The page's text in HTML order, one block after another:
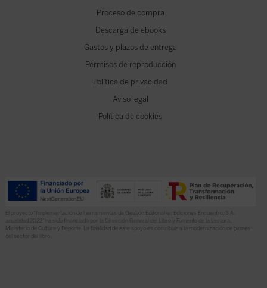
Proceso de compra
Descarga de ebooks
Gastos y plazos de entrega
Permisos de reproducción
Política de privacidad
Aviso legal
Política de cookies
El proyecto “Implementación de herramientas de Gestión Editorial en Ediciones Encuentro, S.A.
anualidad 2022” ha sido financiado por la Dirección General del Libro y Fomento de la Lectura,
Ministerio de Cultura y Deporte. La finalidad de este apoyo es contribuir a la modernización de pymes
del sector del libro.